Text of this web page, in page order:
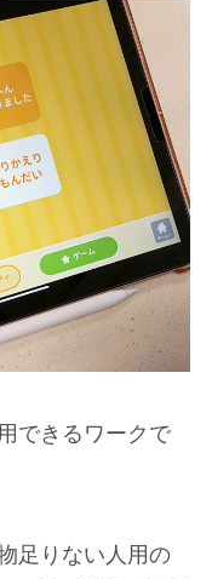
できるワークで
足りない人用の